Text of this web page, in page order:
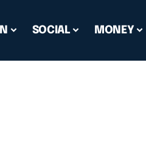
SOCIAL MONEY